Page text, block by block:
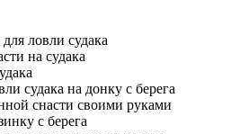
ловли судака
на судака
судака на донку с берега
снасти своими руками
с берега